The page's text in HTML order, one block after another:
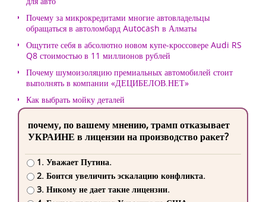
Почему за микрокредитами многие автовладельцы
обращаться в автоломбард Autocash в Алматы
Ощутите себя в абсолютно новом купе-кроссовере Audi RS
Q8 стоимостью в 11 миллионов рублей
Почему шумоизоляцию премиальных автомобилей стоит
выполнять в компании «ДЕЦИБЕЛОВ.НЕТ»
Как выбрать мойку деталей
почему, по вашему мнению, трамп отказывает
УКРАИНЕ в лицензии на производство ракет?
1. Уважает Путина.
2. Боится увеличить эскалацию конфликта.
3. Никому не дает такие лицензии.